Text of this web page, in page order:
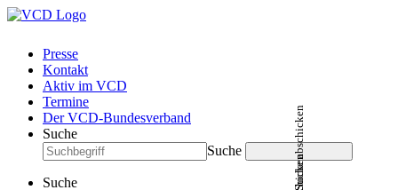
Presse
Kontakt
Aktiv im VCD
Termine
Der VCD-Bundesverband
Suche
Suche
Suche abschicken
Suche